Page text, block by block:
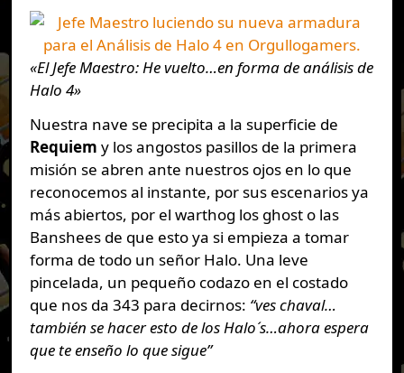
«El Jefe Maestro: He vuelto…en forma de análisis de
Halo 4»
Nuestra nave se precipita a la superficie de
Requiem y los angostos pasillos de la primera
misión se abren ante nuestros ojos en lo que
reconocemos al instante, por sus escenarios ya
más abiertos, por el warthog los ghost o las
Banshees de que esto ya si empieza a tomar
forma de todo un señor Halo. Una leve
pincelada, un pequeño codazo en el costado
que nos da 343 para decirnos: “ves chaval…
también se hacer esto de los Halo´s…ahora espera
que te enseño lo que sigue”